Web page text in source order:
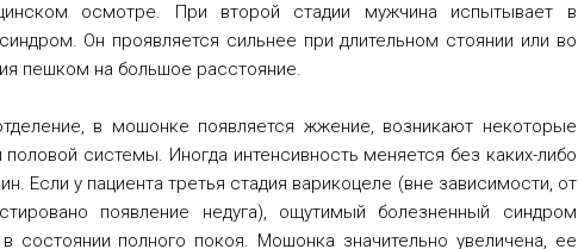
осмотре. При второй стадии мужчина испытывает в
Он проявляется сильнее при длительном стоянии или во
пешком на большое расстояние.
в мошонке появляется жжение, возникают некоторые
системы. Иногда интенсивность меняется без каких-либо
Если у пациента третья стадия варикоцеле (вне зависимости, от
появление недуга), ощутимый болезненный синдром
состоянии полного покоя. Мошонка значительно увеличена, ее